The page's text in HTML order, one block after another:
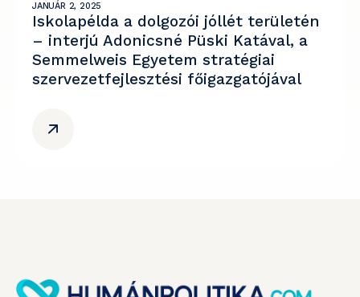
JANUÁR 2, 2025
Iskolapélda a dolgozói jóllét területén
– interjú Adonicsné Püski Katával, a
Semmelweis Egyetem stratégiai
szervezetfejlesztési főigazgatójával